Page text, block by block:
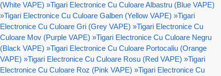
(White VAPE) »Tigari Electronice Cu Culoare Albastru (Blue VAPE)
»Tigari Electronice Cu Culoare Galben (Yellow VAPE) »Tigari
Electronice Cu Culoare Gri (Grey VAPE) »Tigari Electronice Cu
Culoare Mov (Purple VAPE) »Tigari Electronice Cu Culoare Negru
(Black VAPE) »Tigari Electronice Cu Culoare Portocaliu (Orange
VAPE) »Tigari Electronice Cu Culoare Rosu (Red VAPE) »Tigari
Electronice Cu Culoare Roz (Pink VAPE) »Tigari Electronice Cu